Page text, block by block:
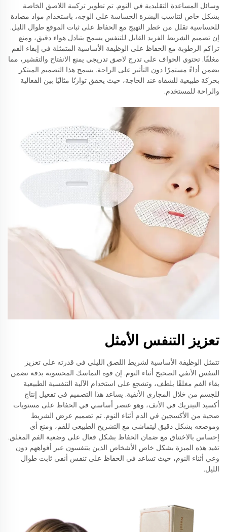
وسائل المساعدة التقليدية في النوم. تم تطوير تركيبة اللاصق الخاصة
بشكل خاص لتناسب البشرة الحساسة على الوجه، باستخدام مواد مضادة
للحساسية تقلل من خطر التهيج مع الحفاظ على ثبات الموقع طوال الليل.
إن تصميم الشريط الفريد القابل للتنفس يسمح بتبادل هواء دقيق، ومنع
تراكم الرطوبة مع الحفاظ على الوظيفة الأساسية المتمثلة في إبقاء الفم
مغلقًا. تحتوي الحواف على تدرج لاصق تدريجي يمنع الانفتاح والتقشير، مما
يضمن أداءً مستمرًا دون التأثير على الراحة. يسمح هذا التصميم المبتكر
بحركة طبيعية للشفاه عند الحاجة، حيث يحقق توازنًا مثاليًا بين الفعالية
والراحة للمستخدم.
تعزيز التنفس الأمثل
تتمثل الوظيفة الأساسية لشريط اللصق الليلي في قدرته على تعزيز
التنفس الأنفي الصحيح أثناء النوم. إن قوة التماسك المحسوبة بدقة تضمن
بقاء الفم مغلقًا بلطف، وتشجع على استخدام الآلية التنفسية الطبيعية
للجسم من خلال المجاري الأنفية. يساعد هذا التصميم في تفعيل إنتاج
أكسيد النيتريك في الأنف، وهو عنصر أساسي في الحفاظ على مستويات
صحية من الأكسجين في الدم أثناء النوم. تم تصميم عرض الشريط
وموضعه بشكل دقيق ليتماشى مع التشريح الطبيعي للفم، ومنع أي
إحساس بالاختناق مع ضمان الحفاظ بشكل فعال على وضعية الفم المغلق.
تفيد هذه الميزة بشكل خاص الأشخاص الذين يتنفسون عبر أفواههم دون
وعي أثناء النوم، حيث تساعد في الحفاظ على تنفس أنفي ثابت طوال
الليل.